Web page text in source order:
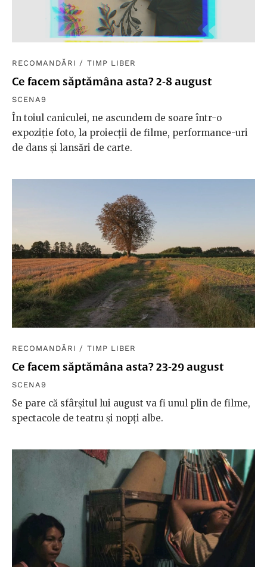
RECOMANDĂRI / TIMP LIBER
Ce facem săptămâna asta? 2-8 august
SCENA9
În toiul caniculei, ne ascundem de soare într-o
expoziție foto, la proiecții de filme, performance-uri
de dans și lansări de carte.
RECOMANDĂRI / TIMP LIBER
Ce facem săptămâna asta? 23-29 august
SCENA9
Se pare că sfârșitul lui august va fi unul plin de filme,
spectacole de teatru și nopți albe.